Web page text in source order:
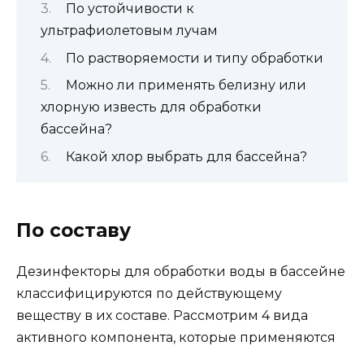
По устойчивости к
ультрафиолетовым лучам
По растворяемости и типу обработки
Можно ли применять белизну или
хлорную известь для обработки
бассейна?
Какой хлор выбрать для бассейна?
По составу
Дезинфекторы для обработки воды в бассейне
классифицируются по действующему
веществу в их составе. Рассмотрим 4 вида
активного компонента, которые применяются